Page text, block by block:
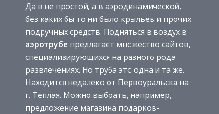
Да в не простой, а в аэродинамической,
без каких бы то ни было крыльев и прочих
подручных средств. Подняться в воздух в
аэротрубе предлагает множество сайтов,
специализирующихся на разного рода
развлечениях. Но труба это одна и та же.
Находится недалеко от Первоуральска на
г. Теплая. Можно выбрать, например,
предложение магазина подарков-